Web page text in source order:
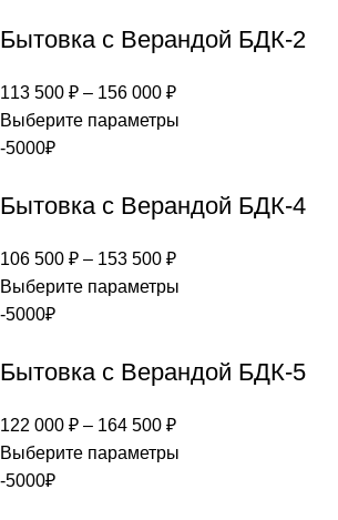
Бытовка с Верандой БДК-2
113 500 ₽ – 156 000 ₽
Выберите параметры
-5000₽
Бытовка с Верандой БДК-4
106 500 ₽ – 153 500 ₽
Выберите параметры
-5000₽
Бытовка с Верандой БДК-5
122 000 ₽ – 164 500 ₽
Выберите параметры
-5000₽